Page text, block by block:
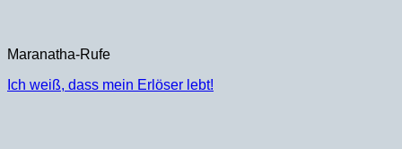
Maranatha-Rufe
Ich weiß, dass mein Erlöser lebt!